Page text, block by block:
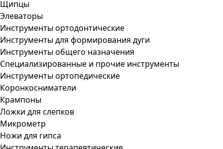
Щипцы
Элеваторы
Инструменты ортодонтические
Инструменты для формирования дуги
Инструменты общего назначения
Специализированные и прочие инструменты
Инструменты ортопедические
Коронкосниматели
Крампоны
Ложки для слепков
Микрометр
Ножи для гипса